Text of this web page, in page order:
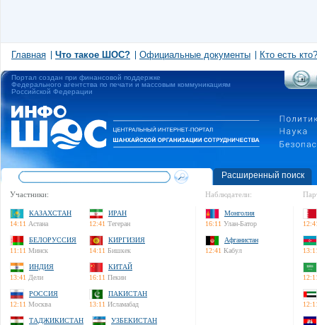
Главная Что такое ШОС? Официальные документы Кто есть кто?
Портал создан при финансовой поддержке
Федерального агентства по печати и массовым коммуникациям
Российской Федерации
Расширенный поиск
Участники:
КАЗАХСТАН
14:11 Астана
ИРАН
12:41 Тегеран
БЕЛОРУССИЯ
11:11 Минск
КИРГИЗИЯ
14:11 Бишкек
ИНДИЯ
13:41 Дели
КИТАЙ
16:11 Пекин
РОССИЯ
12:11 Москва
ПАКИСТАН
13:11 Исламабад
ТАДЖИКИСТАН
УЗБЕКИСТАН
Наблюдатели:
Монголия
16:11 Улан-Батор
Афганистан
12:41 Кабул